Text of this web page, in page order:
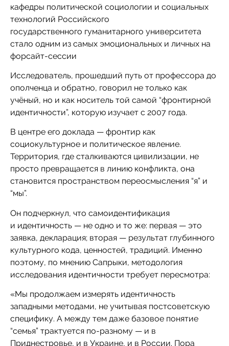
кафедры политической социологии и социальных
технологий Российского
государственного гуманитарного университета
стало одним из самых эмоциональных и личных на
форсайт-сессии
Исследователь, прошедший путь от профессора до
ополченца и обратно, говорил не только как
учёный, но и как носитель той самой “фронтирной
идентичности”, которую изучает с 2007 года.
В центре его доклада — фронтир как
социокультурное и политическое явление.
Территория, где сталкиваются цивилизации, не
просто превращается в линию конфликта, она
становится пространством переосмысления “я” и
“мы”.
Он подчеркнул, что самоидентификация
и идентичность — не одно и то же: первая — это
заявка, декларация; вторая — результат глубинного
культурного кода, ценностей, традиций. Именно
поэтому, по мнению Сапрыки, методология
исследования идентичности требует пересмотра:
«Мы продолжаем измерять идентичность
западными методами, не учитывая постсоветскую
специфику. А между тем даже базовое понятие
“семья” трактуется по-разному — и в
Приднестровье, и в Украине, и в России. Пора